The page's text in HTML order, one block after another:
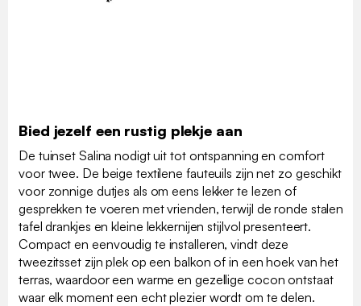
Bied jezelf een rustig plekje aan
De tuinset Salina nodigt uit tot ontspanning en comfort
voor twee. De beige textilene fauteuils zijn net zo geschikt
voor zonnige dutjes als om eens lekker te lezen of
gesprekken te voeren met vrienden, terwijl de ronde stalen
tafel drankjes en kleine lekkernijen stijlvol presenteert.
Compact en eenvoudig te installeren, vindt deze
tweezitsset zijn plek op een balkon of in een hoek van het
terras, waardoor een warme en gezellige cocon ontstaat
waar elk moment een echt plezier wordt om te delen.